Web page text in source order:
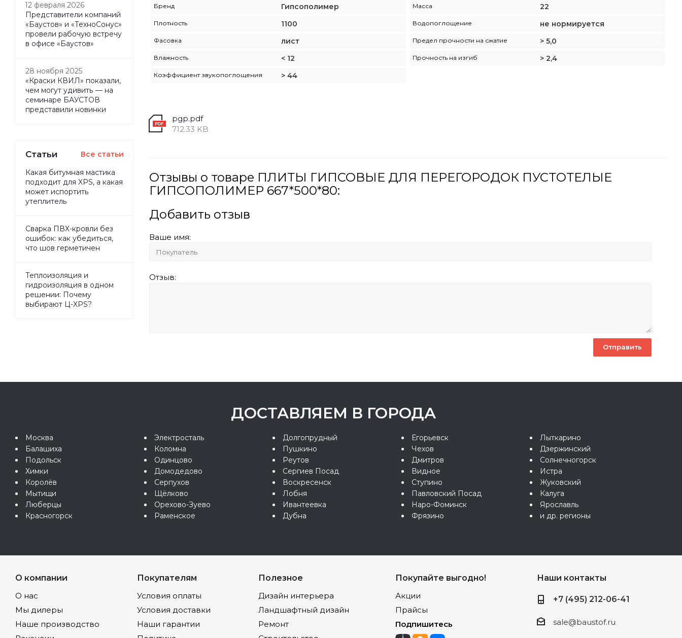
Бренд Гипсополимер Масса 22
Плотность 1100 Водопоглощение не нормируется
Фасовка лист Предел прочности на сжатие > 5,0
Влажность < 12 Прочность на изгиб > 2,4
Коэффициент звукопоглощения > 44
pgp.pdf
712.33 KB
Отзывы о товаре ПЛИТЫ ГИПСОВЫЕ ДЛЯ ПЕРЕГОРОДОК ПУСТОТЕЛЫЕ
ГИПСОПОЛИМЕР 667*500*80:
Добавить отзыв
Ваше имя:
Отзыв:
12 февраля 2026
Представители компаний
«Баустов» и «ТехноСонус»
провели рабочую встречу
в офисе «Баустов»
28 ноября 2025
«Краски КВИЛ» показали,
чем могут удивить — на
семинаре БАУСТОВ
представили новинки
Статьи Все статьи
Какая битумная мастика
подходит для XPS, а какая
может испортить
утеплитель
Сварка ПВХ-кровли без
ошибок: как убедиться,
что шов герметичен
Теплоизоляция и
гидроизоляция в одном
решении: Почему
выбирают Ц-XPS?
ДОСТАВЛЯЕМ В ГОРОДА
Москва
Балашиха
Подольск
Химки
Королёв
Мытищи
Люберцы
Красногорск
Электросталь
Коломна
Одинцово
Домодедово
Серпухов
Щёлково
Орехово-Зуево
Раменское
Долгопрудный
Пушкино
Реутов
Сергиев Посад
Воскресенск
Лобня
Ивантеевка
Дубна
Егорьевск
Чехов
Дмитров
Видное
Ступино
Павловский Посад
Наро-Фоминск
Фрязино
Лыткарино
Дзержинский
Солнечногорск
Истра
Жуковский
Калуга
Ярославль
и др. регионы
О компании
О нас
Мы дилеры
Наше производство
Покупателям
Условия оплаты
Условия доставки
Наши гарантии
Полезное
Дизайн интерьера
Ландшафтный дизайн
Ремонт
Покупайте выгодно!
Акции
Прайсы
Подпишитесь
Наши контакты
+7 (495) 212-06-41
sale@baustof.ru